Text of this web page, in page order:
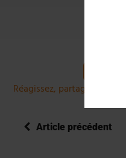
Réagissez, partagez et
Article précédent